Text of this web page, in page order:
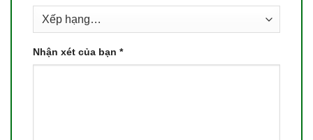
Nhận xét của bạn *